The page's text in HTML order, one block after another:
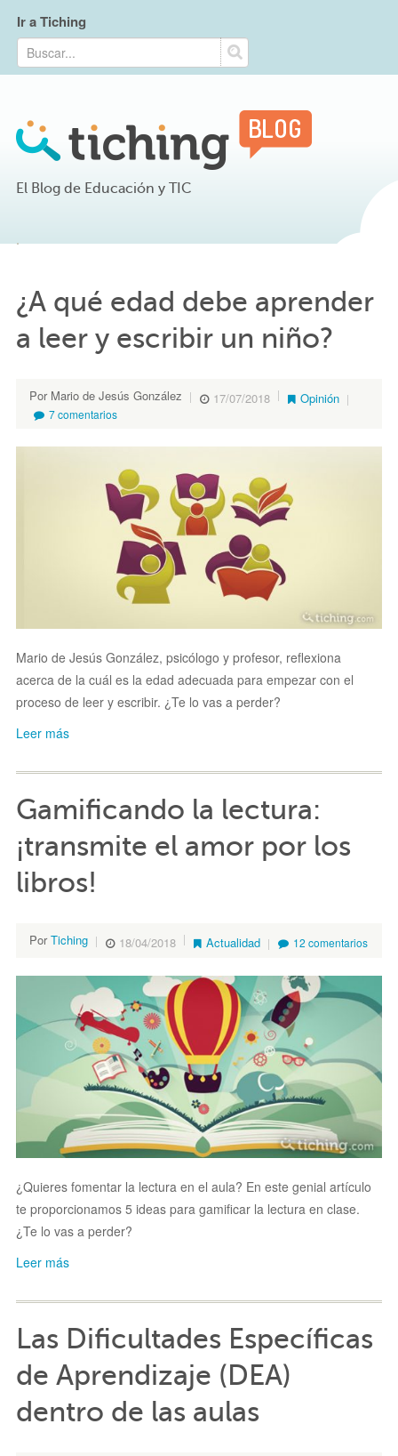
Ir a Tiching
El Blog de Educación y TIC
¿A qué edad debe aprender
a leer y escribir un niño?
Por Mario de Jesús González 17/07/2018 Opinión
7 comentarios
Mario de Jesús González, psicólogo y profesor, reflexiona
acerca de la cuál es la edad adecuada para empezar con el
proceso de leer y escribir. ¿Te lo vas a perder?
Leer más
Gamificando la lectura:
¡transmite el amor por los
libros!
PorTiching 18/04/2018 Actualidad 12 comentarios
¿Quieres fomentar la lectura en el aula? En este genial artículo
te proporcionamos 5 ideas para gamificar la lectura en clase.
¿Te lo vas a perder?
Leer más
Las Dificultades Específicas
de Aprendizaje (DEA)
dentro de las aulas